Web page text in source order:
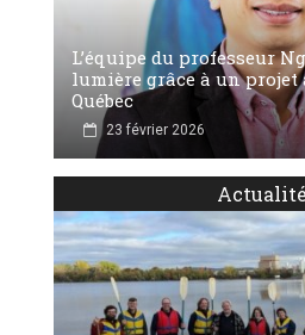
L’équipe du professeur
lumière grâce à un projet
Québec
23 février 2026